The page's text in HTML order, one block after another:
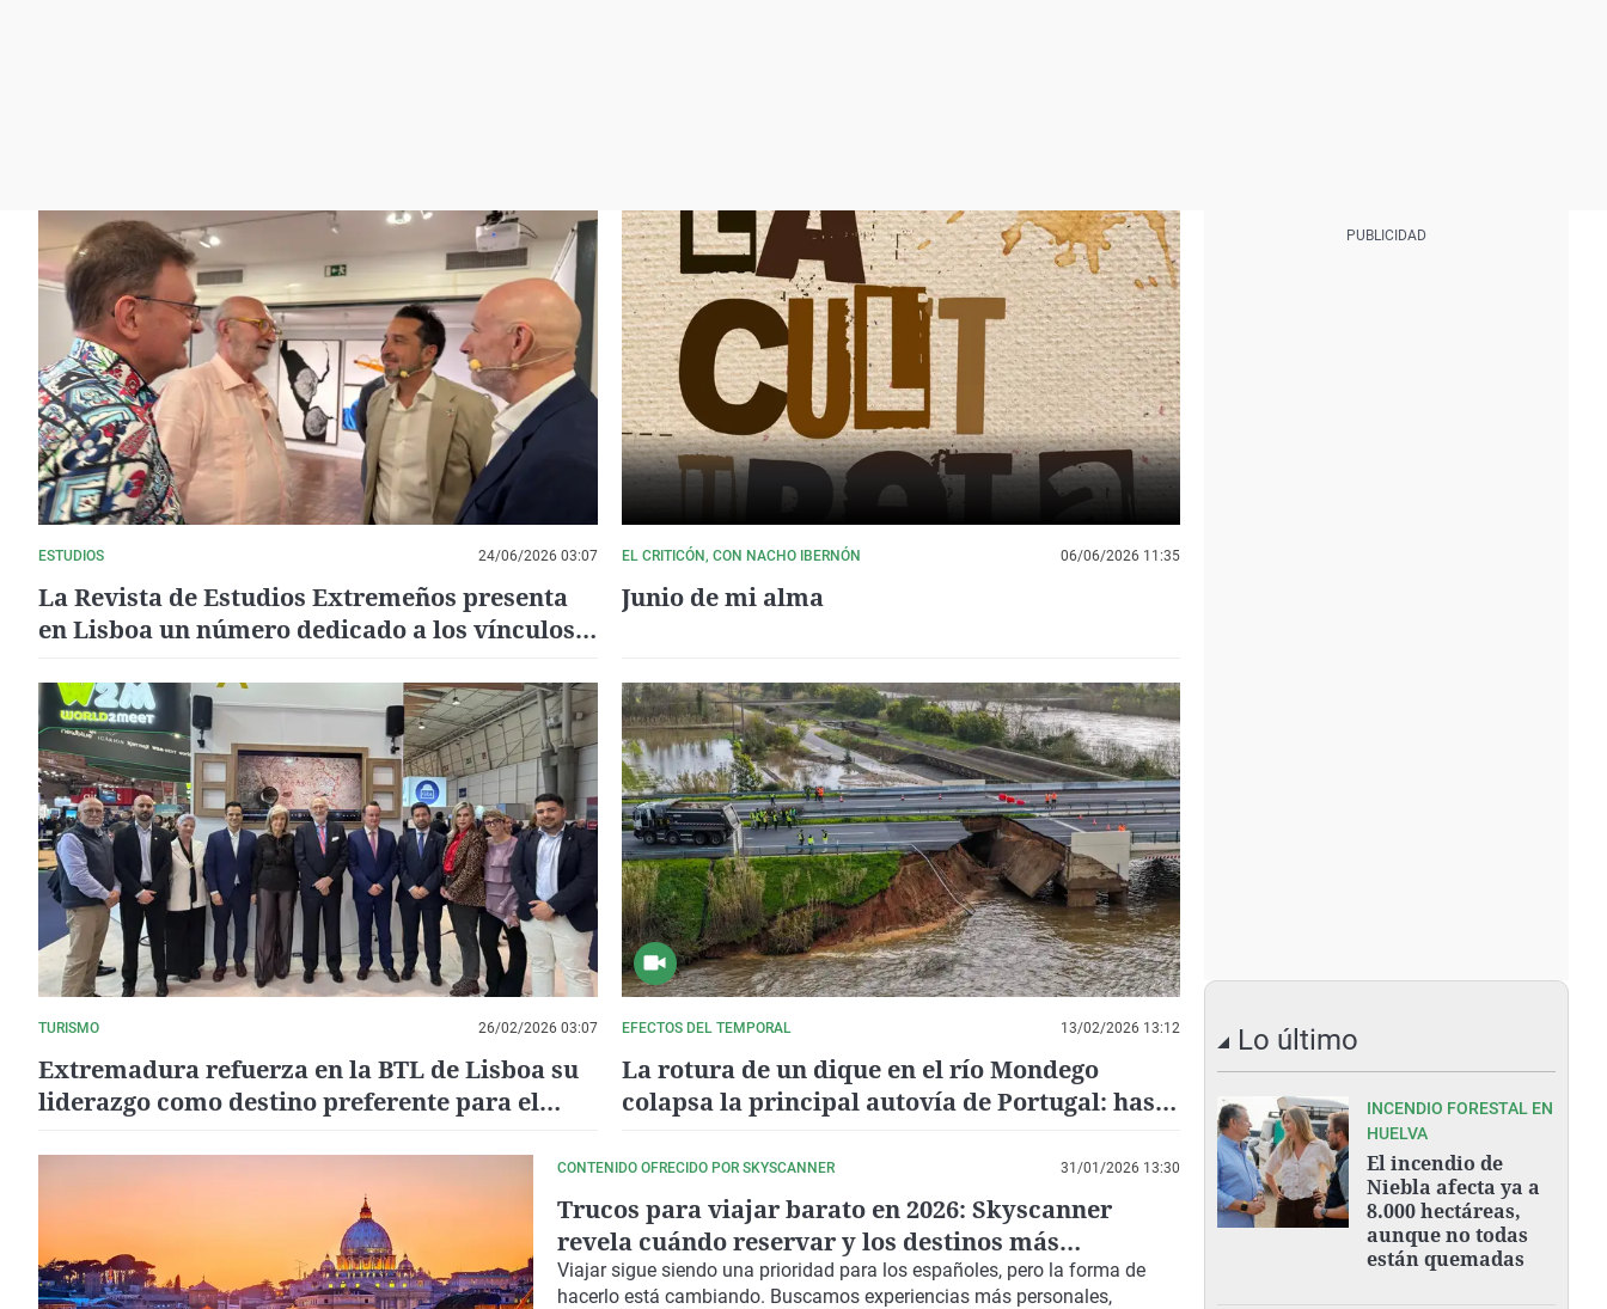
ESTUDIOS 24/06/2026 03:07
La Revista de Estudios Extremeños presenta
en Lisboa un número dedicado a los vínculos
EL CRITICÓN, CON NACHO IBERNÓN 06/06/2026 11:35
Junio de mi alma
TURISMO 26/02/2026 03:07
Extremadura refuerza en la BTL de Lisboa su
liderazgo como destino preferente para el
EFECTOS DEL TEMPORAL 13/02/2026 13:12
La rotura de un dique en el río Mondego
colapsa la principal autovía de Portugal: hasta
CONTENIDO OFRECIDO POR SKYSCANNER 31/01/2026 13:30
Trucos para viajar barato en 2026: Skyscanner
revela cuándo reservar y los destinos más
económicos
Viajar sigue siendo una prioridad para los españoles, pero la forma de
hacerlo está cambiando. Buscamos experiencias más personales,
Lo último
INCENDIO FORESTAL EN
HUELVA
El incendio de
Niebla afecta ya a
8.000 hectáreas,
aunque no todas
están quemadas